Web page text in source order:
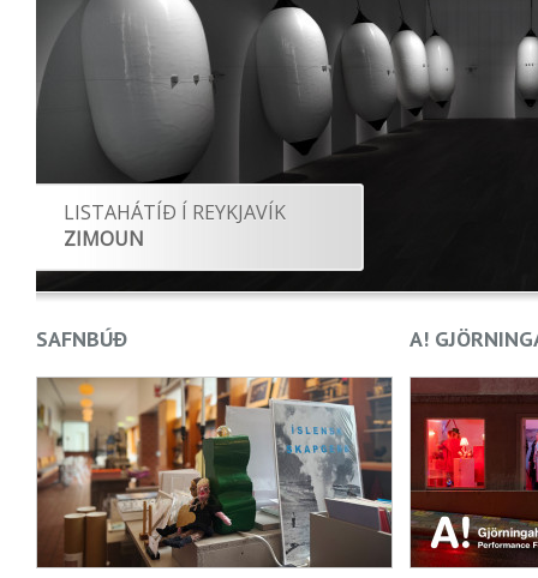
LISTAHÁTÍÐ Í REYKJAVÍK
ZIMOUN
SAFNBÚÐ A!